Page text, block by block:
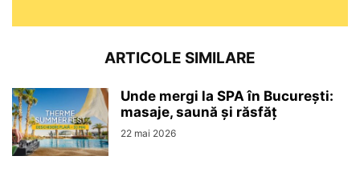
ARTICOLE SIMILARE
Unde mergi la SPA în București:
masaje, saună și răsfăț
22 mai 2026